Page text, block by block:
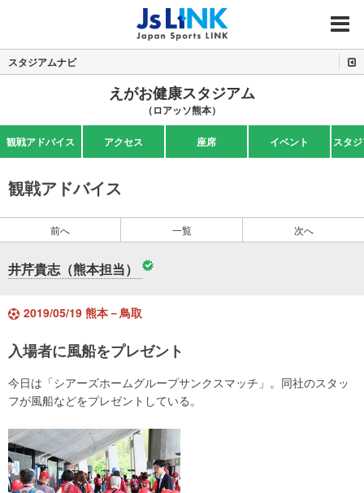
MENU
スタジアムナビ
えがお健康スタジアム
（ロアッソ熊本）
観戦アドバイス アクセス 座席 イベント スタ
観戦アドバイス
前へ 一覧 次へ
井芹貴志（熊本担当）
2019/05/19 熊本－鳥取
入場者に風船をプレゼント
今日は「シアーズホームグループサンクスマッチ」。同社のスタッ
フが風船などをプレゼントしている。